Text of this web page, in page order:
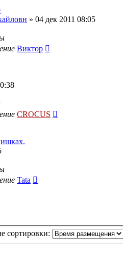
» 04 дек 2011 08:05
Виктор
CROCUS
Tata
сортировки: